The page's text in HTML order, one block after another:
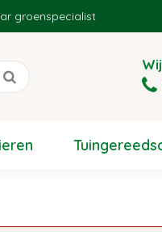
groenspecialist